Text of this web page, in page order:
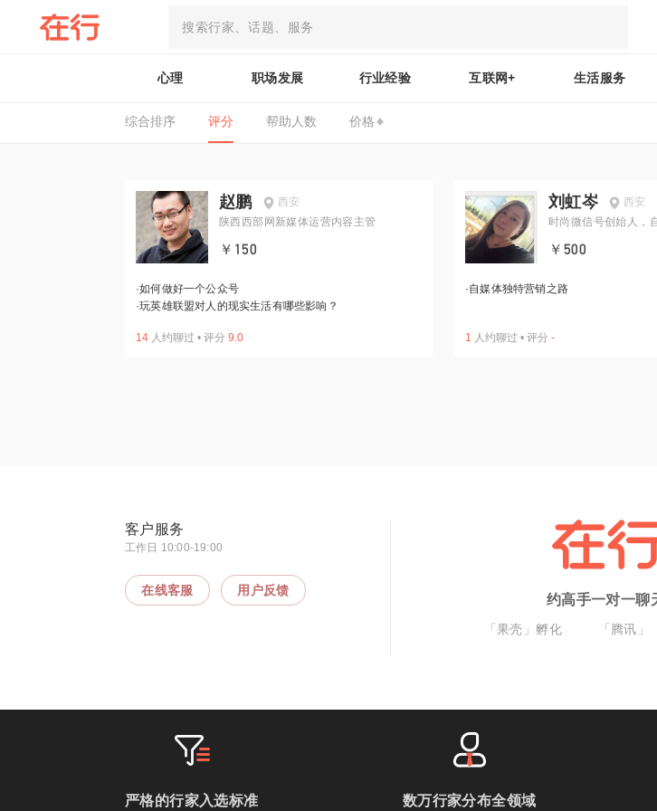
心理 职场发展 行业经验 互联网+ 生活服务
综合排序 评分 帮助人数 价格
赵鹏
西安
陕西西部网新媒体运营内容主管
￥150
·如何做好一个公众号
·玩英雄联盟对人的现实生活有哪些影响？
14 人约聊过 • 评分 9.0
刘虹岑
西安
时尚微信号创始人，
￥500
·自媒体独特营销之路
1 人约聊过 • 评分 -
客户服务
工作日 10:00-19:00
在线客服 用户反馈
约高手一对一聊
「果壳」孵化 「腾讯」
严格的行家入选标准 数万行家分布全领域